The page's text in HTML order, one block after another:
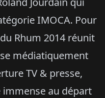
IMOCA. Pour
Rhum 2014 réunit
médiatiquement
TV & presse,
au départ